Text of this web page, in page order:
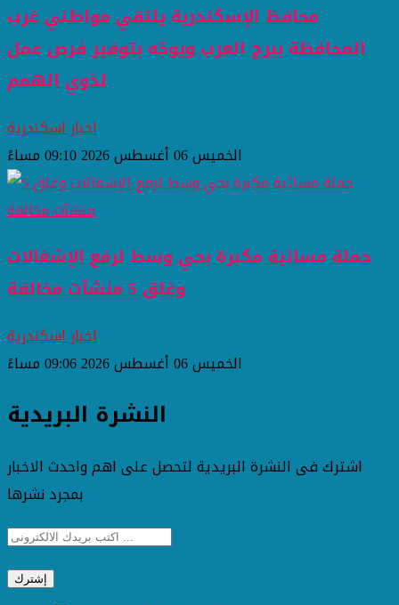
محافظ الإسكندرية يلتقي مواطني غرب
المحافظة ببرج العرب ويوجّه بتوفير فرص عمل
لذوي الهمم
اخبار اسكندرية
الخميس 06 أغسطس 2026 09:10 مساءً
حملة مسائية مكبرة بحي وسط لرفع الإشغالات
وغلق 5 منشآت مخالفة
اخبار اسكندرية
الخميس 06 أغسطس 2026 09:06 مساءً
النشرة البريدية
اشترك فى النشرة البريدية لتحصل على اهم واحدث الاخبار
بمجرد نشرها